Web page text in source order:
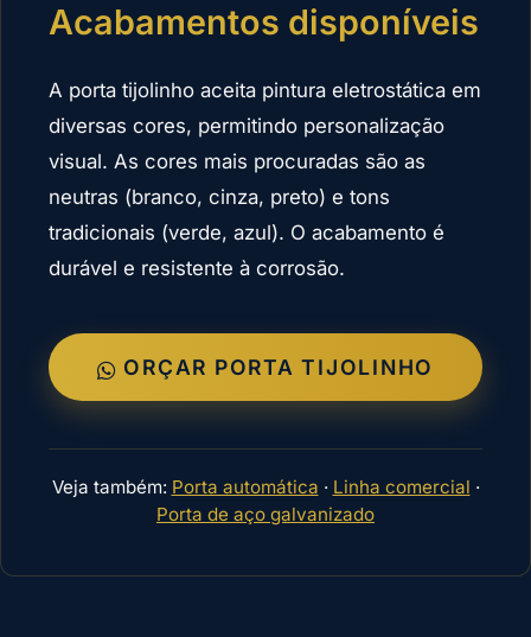
Acabamentos disponíveis
A porta tijolinho aceita pintura eletrostática em
diversas cores, permitindo personalização
visual. As cores mais procuradas são as
neutras (branco, cinza, preto) e tons
tradicionais (verde, azul). O acabamento é
durável e resistente à corrosão.
ORÇAR PORTA TIJOLINHO
Veja também: Porta automática · Linha comercial ·
Porta de aço galvanizado